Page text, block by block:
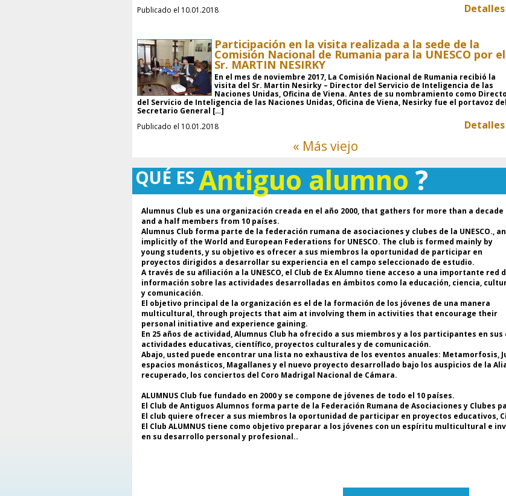
Detalles
Publicado el 10.01.2018
Participación en la visita realizada a la sede de la
Comisión Nacional de Rumania para la UNESCO por el
Sr. MARTIN NESIRKY
En el mes de noviembre 2017, La Comisión Nacional de Rumania recibió la
visita del Sr. Martin Nesirky – Director del Servicio de Inteligencia de las
Naciones Unidas, Oficina de Viena. Antes de su nombramiento como
del Servicio de Inteligencia de las Naciones Unidas, Oficina de Viena, Nesirky fue el portavoz del
Secretario General […]
Detalles
Publicado el 10.01.2018
« Más viejo
QUÉ ES Antiguo alumno?
Alumnus Club es una organización creada en el año 2000, that gathers for more than a decade
and a half members from 10 países.
Alumnus Club forma parte de la federación rumana de asociaciones y clubes de la UNESCO.,
implicitly of the World and European Federations for UNESCO. The club is formed mainly by
young students, y su objetivo es ofrecer a sus miembros la oportunidad de participar en
proyectos dirigidos a desarrollar su experiencia en el campo seleccionado de estudio.
A través de su afiliación a la UNESCO, el Club de Ex Alumno tiene acceso a una importante red
información sobre las actividades desarrolladas en ámbitos como la educación, ciencia,
y comunicación.
El objetivo principal de la organización es el de la formación de los jóvenes de una manera
multicultural, through projects that aim at involving them in activities that encourage their
personal initiative and experience gaining.
En 25 años de actividad, Alumnus Club ha ofrecido a sus miembros y a los participantes en
actividades educativas, científico, proyectos culturales y de comunicación.
Abajo, usted puede encontrar una lista no exhaustiva de los eventos anuales: Metamorfosis,
espacios monásticos, Magallanes y el nuevo proyecto desarrollado bajo los auspicios de la
recuperado, los conciertos del Coro Madrigal Nacional de Cámara.
ALUMNUS Club fue fundado en 2000 y se compone de jóvenes de todo el 10 países.
El Club de Antiguos Alumnos forma parte de la Federación Rumana de Asociaciones y Clubes
El club quiere ofrecer a sus miembros la oportunidad de participar en proyectos educativos,
El Club ALUMNUS tiene como objetivo preparar a los jóvenes con un espíritu multicultural e
en su desarrollo personal y profesional..